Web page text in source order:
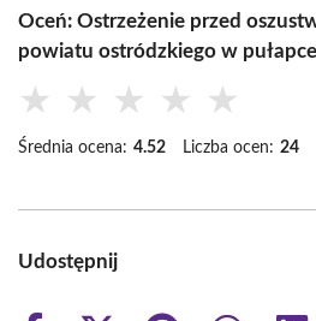
Oceń: Ostrzeżenie przed
powiatu ostródzkiego w pułapce
★ ★ ★ ★ ★
Średnia ocena: 4.52 Liczba ocen: 24
Udostępnij